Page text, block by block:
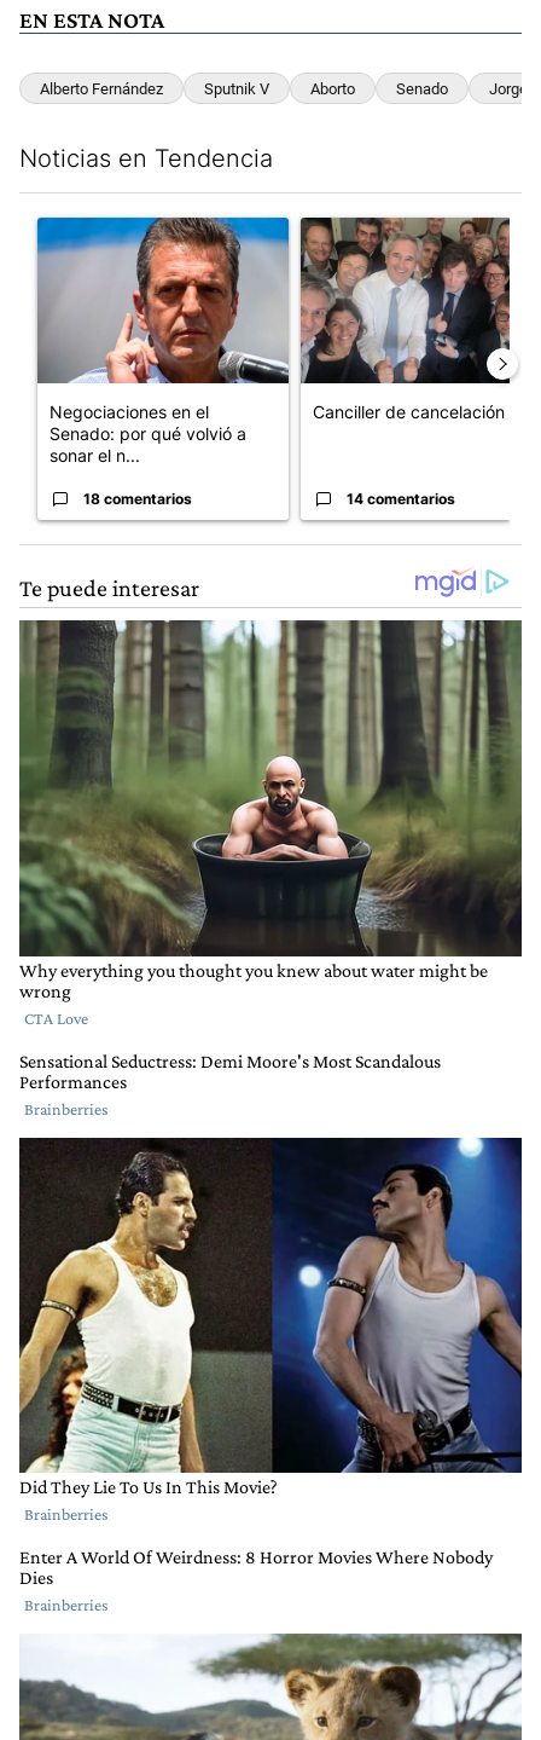
EN ESTA NOTA
Alberto Fernández Sputnik V Aborto Senado Jorge
Noticias en Tendencia
Un artículo de tendencia con el título "Negociaciones en el
Negociaciones en el
Senado: por qué volvió a
sonar el n...
18 comentarios
Un artículo de tendencia con
Canciller de cancelación
14 comentarios